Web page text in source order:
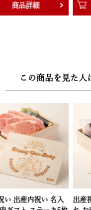
商品詳細
この商品を見た人
出産祝い 出産内祝い 名入